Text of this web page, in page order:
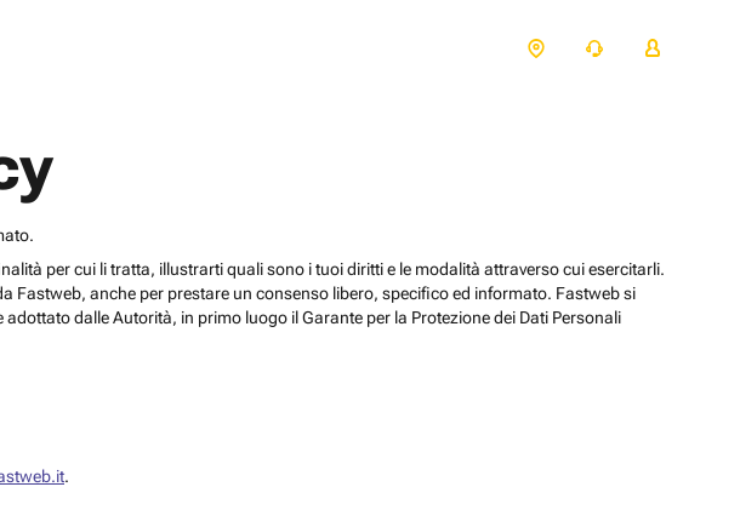
per cui li tratta, illustrarti quali sono i tuoi diritti e le modalità attraverso cui esercitarli.
anche per prestare un consenso libero, specifico ed informato. Fastweb si
dalle Autorità, in primo luogo il Garante per la Protezione dei Dati Personali
.